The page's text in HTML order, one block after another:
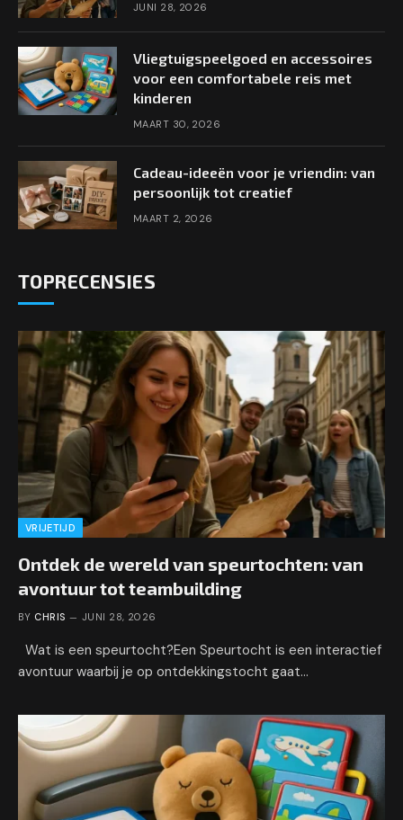
JUNI 28, 2026
Vliegtuigspeelgoed en accessoires
voor een comfortabele reis met
kinderen
MAART 30, 2026
Cadeau-ideeën voor je vriendin: van
persoonlijk tot creatief
MAART 2, 2026
TOPRECENSIES
VRIJETIJD
Ontdek de wereld van speurtochten: van
avontuur tot teambuilding
BY CHRIS JUNI 28, 2026
Wat is een speurtocht?Een Speurtocht is een interactief
avontuur waarbij je op ontdekkingstocht gaat…